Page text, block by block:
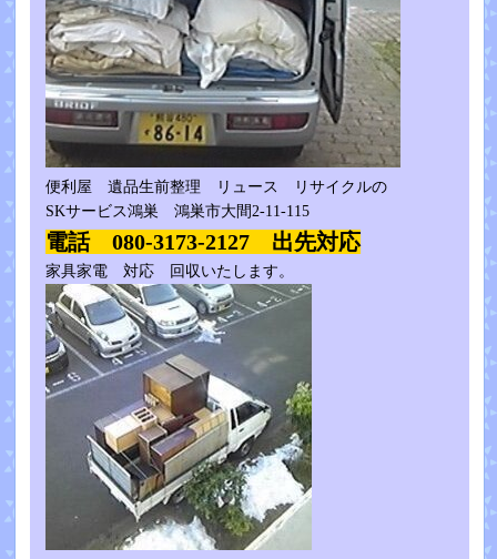
便利屋 遺品生前整理 リュース リサイクルの
SKサービス鴻巣 鴻巣市大間2-11-115
電話 080-3173-2127 出先対応
家具家電 対応 回収いたします。